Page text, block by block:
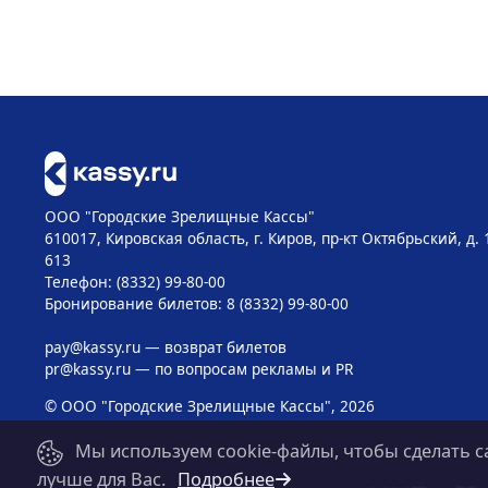
ООО "Городские Зрелищные Кассы"
610017, Кировская область, г. Киров, пр-кт Октябрьский, д.
613
Телефон: (8332) 99-80-00
Бронирование билетов: 8 (8332) 99-80-00
pay@kassy.ru— возврат билетов
pr@kassy.ru— по вопросам рекламы и PR
© ООО "Городские Зрелищные Кассы", 2026
Мы используем cookie-файлы, чтобы сделать
лучше для Вас. Подробнее